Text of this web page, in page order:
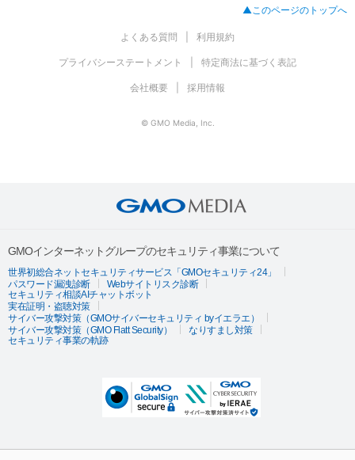
▲このページのトップへ
よくある質問 利用規約
プライバシーステートメント 特定商法に基づく表記
会社概要 採用情報
© GMO Media, Inc.
GMOインターネットグループのセキュリティ事業について
世界初総合ネットセキュリティサービス「GMOセキュリティ24」
パスワード漏洩診断
Webサイトリスク診断
セキュリティ相談AIチャットボット
実在証明・盗聴対策
サイバー攻撃対策（GMOサイバーセキュリティ byイエラエ）
サイバー攻撃対策（GMO Flatt Security）
なりすまし対策
セキュリティ事業の軌跡